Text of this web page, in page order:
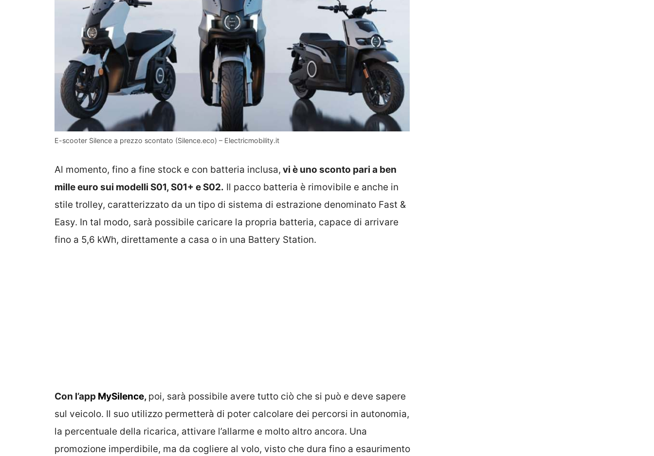
E-scooter Silence a prezzo scontato (Silence.eco) – Electricmobility.it
Al momento, fino a fine stock e con batteria inclusa, vi è uno sconto pari a ben
mille euro sui modelli S01, S01+ e S02. Il pacco batteria è rimovibile e anche in
stile trolley, caratterizzato da un tipo di sistema di estrazione denominato Fast &
Easy. In tal modo, sarà possibile caricare la propria batteria, capace di arrivare
fino a 5,6 kWh, direttamente a casa o in una Battery Station.
Con l’app MySilence, poi, sarà possibile avere tutto ciò che si può e deve sapere
sul veicolo. Il suo utilizzo permetterà di poter calcolare dei percorsi in autonomia,
la percentuale della ricarica, attivare l’allarme e molto altro ancora. Una
promozione imperdibile, ma da cogliere al volo, visto che dura fino a esaurimento